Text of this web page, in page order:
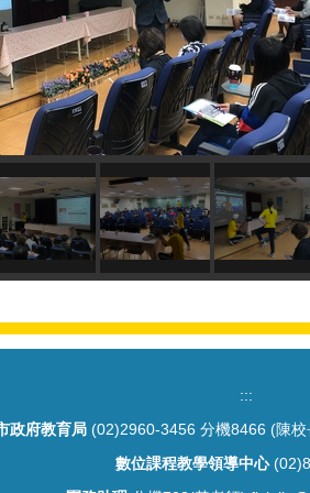
:::
政府教育局 (02)2960-3456 分機8466 (陳
數位課程教學領導中心